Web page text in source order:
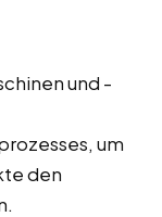
und -
um
den